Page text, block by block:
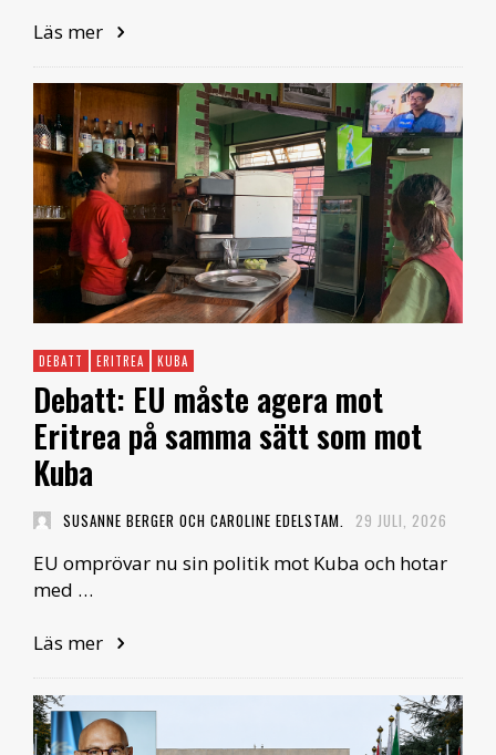
Läs mer
DEBATT ERITREA KUBA
Debatt: EU måste agera mot
Eritrea på samma sätt som mot
Kuba
SUSANNE BERGER OCH CAROLINE EDELSTAM. 29 JULI, 2026
EU omprövar nu sin politik mot Kuba och hotar
med …
Läs mer